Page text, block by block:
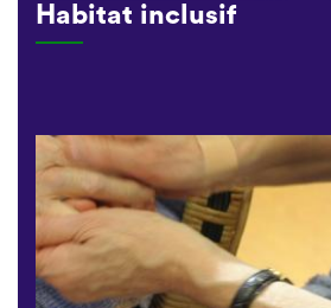
Habitat inclusif